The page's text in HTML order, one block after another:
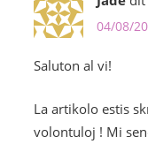
04/08/
Saluton al vi!
La artikolo estis
volontuloj ! Mi